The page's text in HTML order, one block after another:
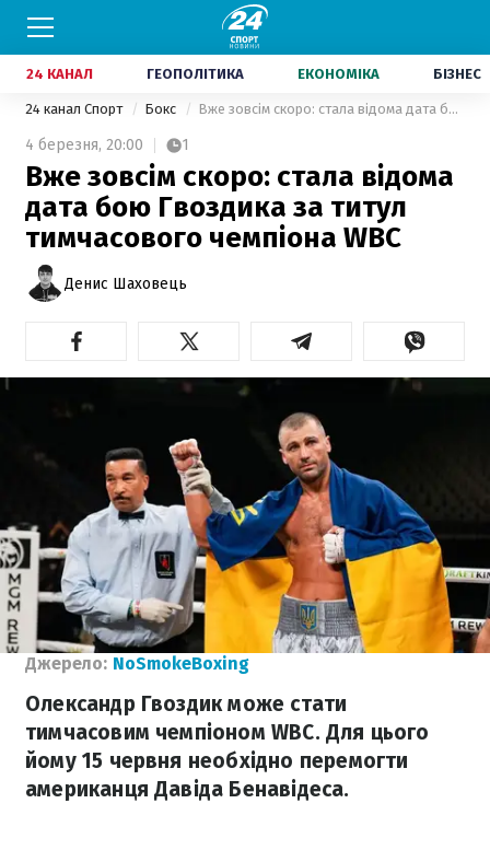
24 КАНАЛ ГЕОПОЛІТИКА ЕКОНОМІКА БІЗНЕС
24 канал Спорт Бокс Вже зовсім скоро: стала відома дата бою Гвоздика за титул тимчасового чемпіона WBC
4 березня, 20:00 1
Вже зовсім скоро: стала відома
дата бою Гвоздика за титул
тимчасового чемпіона WBC
Денис Шаховець
Джерело: NoSmokeBoxing
Олександр Гвоздик може стати
тимчасовим чемпіоном WBC. Для цього
йому 15 червня необхідно перемогти
американця Давіда Бенавідеса.